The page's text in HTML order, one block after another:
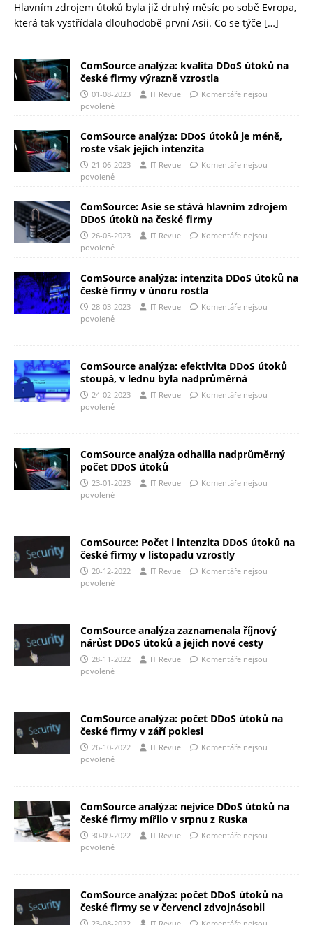
Hlavním zdrojem útoků byla již druhý měsíc po sobě Evropa,
která tak vystřídala dlouhodobě první Asii. Co se týče […]
ComSource analýza: kvalita DDoS útoků na
české firmy výrazně vzrostla
01-08-2023 IT Revue
Komentáře nejsou
povolené
ComSource analýza: DDoS útoků je méně,
roste však jejich intenzita
21-06-2023 IT Revue
Komentáře nejsou
povolené
ComSource: Asie se stává hlavním zdrojem
DDoS útoků na české firmy
26-05-2023 IT Revue
Komentáře nejsou
povolené
ComSource analýza: intenzita DDoS útoků na
české firmy v únoru rostla
28-03-2023 IT Revue
Komentáře nejsou
povolené
ComSource analýza: efektivita DDoS útoků
stoupá, v lednu byla nadprůměrná
24-02-2023 IT Revue
Komentáře nejsou
povolené
ComSource analýza odhalila nadprůměrný
počet DDoS útoků
23-01-2023 IT Revue
Komentáře nejsou
povolené
ComSource: Počet i intenzita DDoS útoků na
české firmy v listopadu vzrostly
20-12-2022 IT Revue
Komentáře nejsou
povolené
ComSource analýza zaznamenala říjnový
nárůst DDoS útoků a jejich nové cesty
28-11-2022 IT Revue
Komentáře nejsou
povolené
ComSource analýza: počet DDoS útoků na
české firmy v září poklesl
26-10-2022 IT Revue
Komentáře nejsou
povolené
ComSource analýza: nejvíce DDoS útoků na
české firmy mířilo v srpnu z Ruska
30-09-2022 IT Revue
Komentáře nejsou
povolené
ComSource analýza: počet DDoS útoků na
české firmy se v červenci zdvojnásobil